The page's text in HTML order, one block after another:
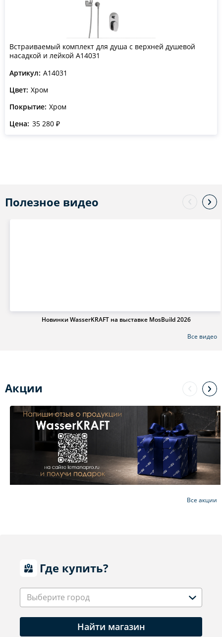
Встраиваемый комплект для душа с верхней душевой
насадкой и лейкой A14031
Артикул: A14031
Цвет: Хром
Покрытие: Хром
Цена: 35 280 ₽
Полезное видео
Новинки WasserKRAFT на выставке MosBuild 2026
Все видео
Акции
Все акции
Где купить?
Выберите город
Найти магазин